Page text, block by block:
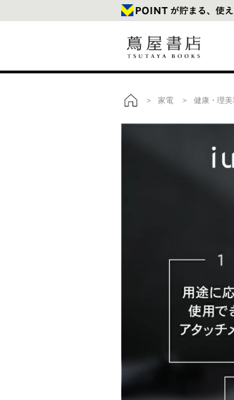
> 家電 > 健康・理美